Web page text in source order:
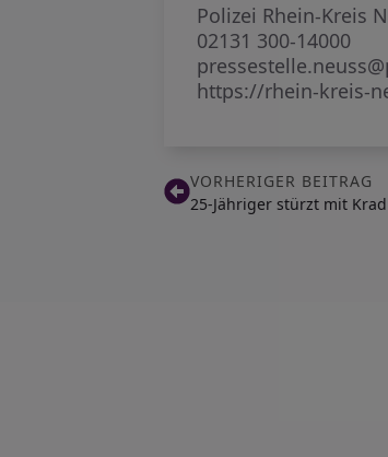
Polizei Rhein-Kreis
02131 300-14000
https://rhein-kreis-
VORHERIGER BEITRAG
25-Jähriger stürzt mit